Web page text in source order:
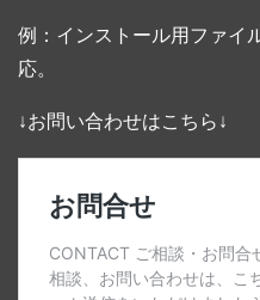
例：インストール用ファイ
応。
↓お問い合わせはこちら↓